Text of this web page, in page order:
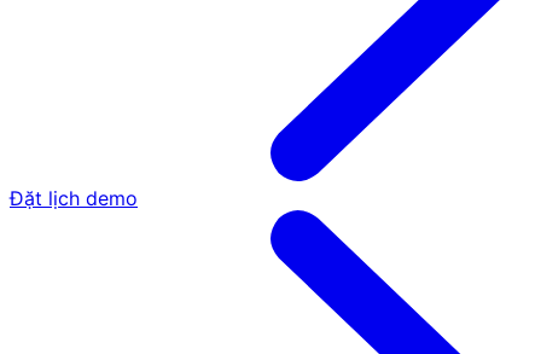
Đặt lịch demo